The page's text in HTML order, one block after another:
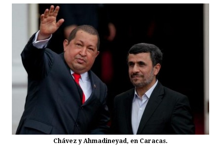
Chávez y Ahmadineyad, en Caracas.